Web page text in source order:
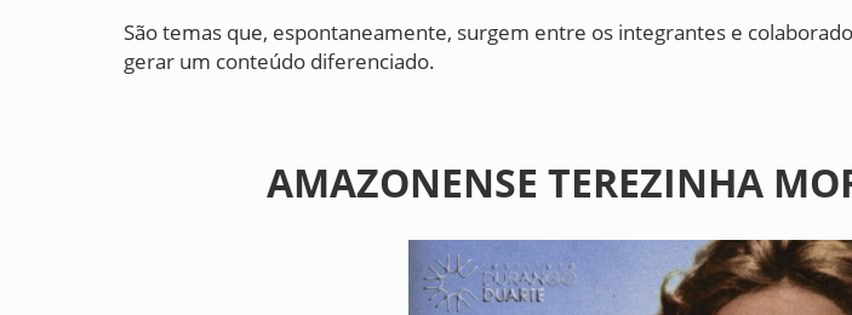
São temas que, espontaneamente, surgem entre os integrantes e
gerar um conteúdo diferenciado.
AMAZONENSE TEREZINHA